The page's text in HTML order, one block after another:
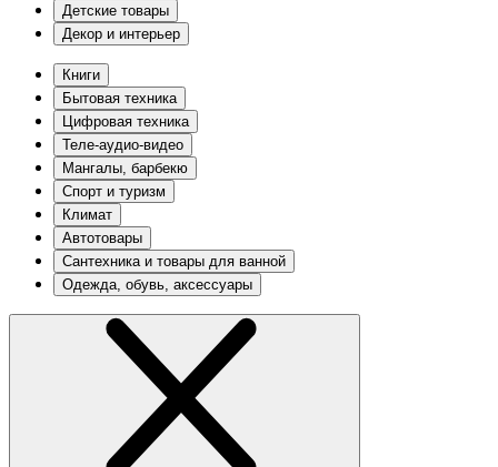
Детские товары
Декор и интерьер
Книги
Бытовая техника
Цифровая техника
Теле-аудио-видео
Мангалы, барбекю
Спорт и туризм
Климат
Автотовары
Сантехника и товары для ванной
Одежда, обувь, аксессуары